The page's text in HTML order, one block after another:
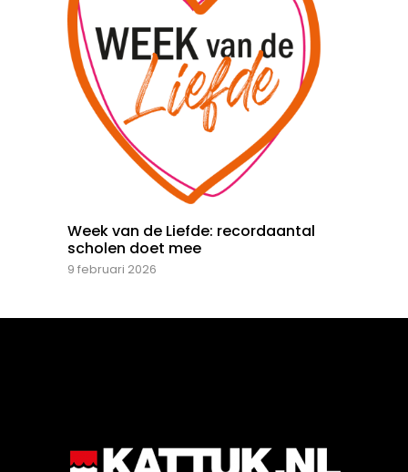
Week van de Liefde: recordaantal
scholen doet mee
9 februari 2026